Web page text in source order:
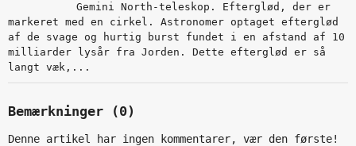
Gemini North-teleskop. Efterglød, der er
markeret med en cirkel. Astronomer optaget efterglød
af de svage og hurtig burst fundet i en afstand af 10
milliarder lysår fra Jorden. Dette efterglød er så
langt væk,...
Bemærkninger (0)
Denne artikel har ingen kommentarer, vær den første!